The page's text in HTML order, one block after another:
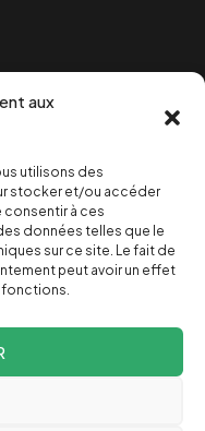
aux
utilisons des
stocker et/ou accéder
consentir à ces
données telles que le
sur ce site. Le fait de
peut avoir un effet
fonctions.